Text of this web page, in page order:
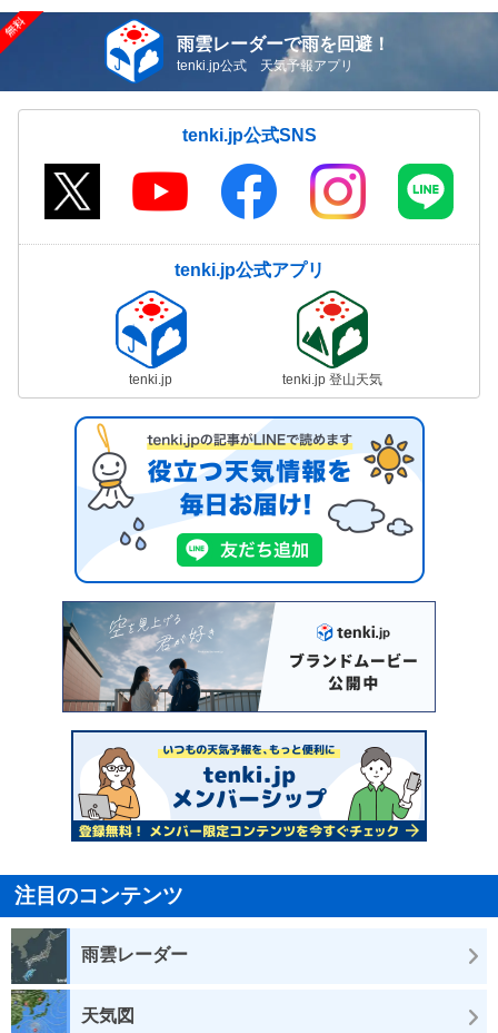
雨雲レーダーで雨を回避！
tenki.jp公式 天気予報アプリ
tenki.jp公式SNS
tenki.jp公式アプリ
tenki.jp tenki.jp 登山天気
注目のコンテンツ
雨雲レーダー
天気図